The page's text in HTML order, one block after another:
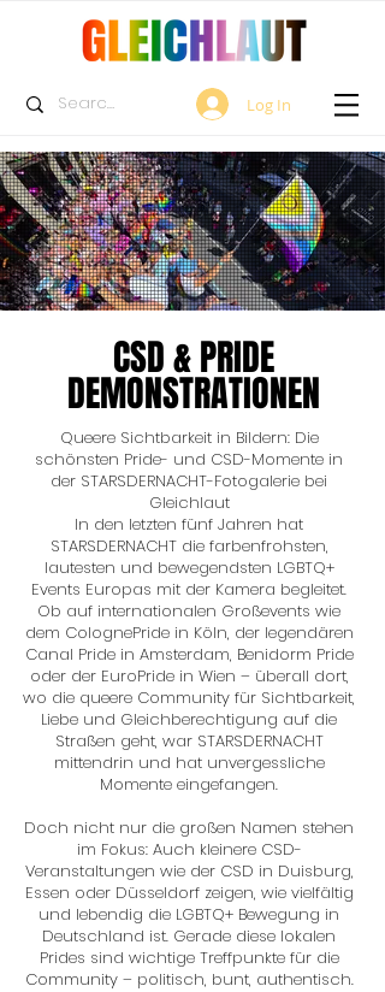
Log In
CSD & PRIDE
DEMONSTRATIONEN
Queere Sichtbarkeit in Bildern: Die
schönsten Pride- und CSD-Momente in
der STARSDERNACHT-Fotogalerie bei
Gleichlaut
In den letzten fünf Jahren hat
STARSDERNACHT die farbenfrohsten,
lautesten und bewegendsten LGBTQ+
Events Europas mit der Kamera begleitet.
Ob auf internationalen Großevents wie
dem ColognePride in Köln, der legendären
Canal Pride in Amsterdam, Benidorm Pride
oder der EuroPride in Wien – überall dort,
wo die queere Community für Sichtbarkeit,
Liebe und Gleichberechtigung auf die
Straßen geht, war STARSDERNACHT
mittendrin und hat unvergessliche
Momente eingefangen.
Doch nicht nur die großen Namen stehen
im Fokus: Auch kleinere CSD-
Veranstaltungen wie der CSD in Duisburg,
Essen oder Düsseldorf zeigen, wie vielfältig
und lebendig die LGBTQ+ Bewegung in
Deutschland ist. Gerade diese lokalen
Prides sind wichtige Treffpunkte für die
Community – politisch, bunt, authentisch.